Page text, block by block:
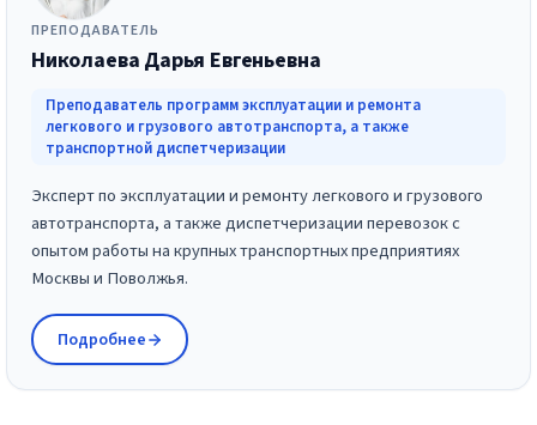
ПРЕПОДАВАТЕЛЬ
Николаева Дарья Евгеньевна
Преподаватель программ эксплуатации и ремонта
легкового и грузового автотранспорта, а также
транспортной диспетчеризации
Эксперт по эксплуатации и ремонту легкового и грузового
автотранспорта, а также диспетчеризации перевозок с
опытом работы на крупных транспортных предприятиях
Москвы и Поволжья.
Подробнее